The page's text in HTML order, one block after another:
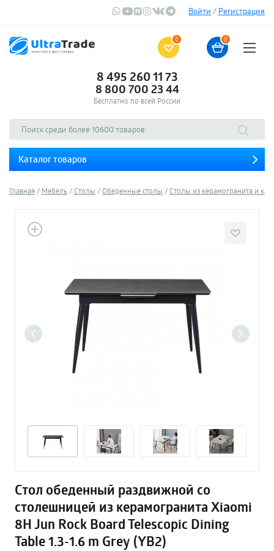
Войти / Регистрация
0 0
8 495 260 11 73
8 800 700 23 44
Бесплатно по всей России
Каталог товаров
Главная Мебель Столы Обеденные столы Столы из керамогранита и
Стол обеденный раздвижной со
столешницей из керамогранита Xiaomi
8H Jun Rock Board Telescopic Dining
Table 1.3-1.6 m Grey (YB2)